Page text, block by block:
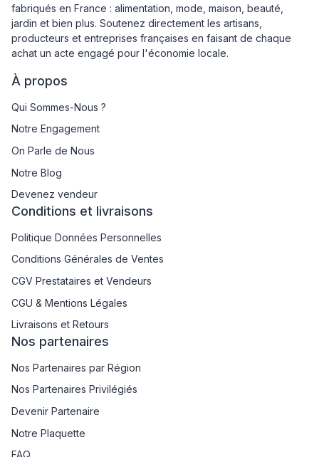
fabriqués en France : alimentation, mode, maison, beauté,
jardin et bien plus. Soutenez directement les artisans,
producteurs et entreprises françaises en faisant de chaque
achat un acte engagé pour l'économie locale.
À propos
Qui Sommes-Nous ?
Notre Engagement
On Parle de Nous
Notre Blog
Devenez vendeur
Conditions et livraisons
Politique Données Personnelles
Conditions Générales de Ventes
CGV Prestataires et Vendeurs
CGU & Mentions Légales
Livraisons et Retours
Nos partenaires
Nos Partenaires par Région
Nos Partenaires Privilégiés
Devenir Partenaire
Notre Plaquette